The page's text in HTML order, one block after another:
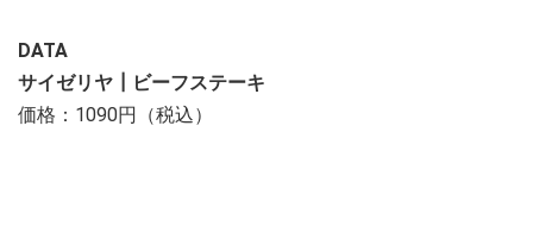
DATA
サイゼリヤ┃ビーフステーキ
価格：1090円（税込）